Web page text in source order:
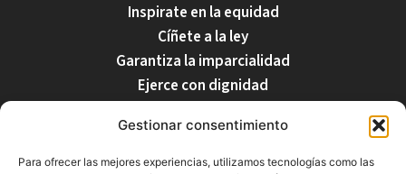
Gestionar consentimiento
Para ofrecer las mejores experiencias, utilizamos tecnologías como las
Inspirate en la equidad
Cíñete a la ley
Garantiza la imparcialidad
Ejerce con dignidad